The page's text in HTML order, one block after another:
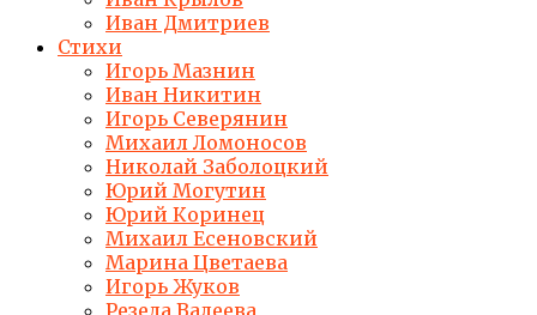
Иван Дмитриев
Стихи
Игорь Мазнин
Иван Никитин
Игорь Северянин
Михаил Ломоносов
Николай Заболоцкий
Юрий Могутин
Юрий Коринец
Михаил Есеновский
Марина Цветаева
Игорь Жуков
Резеда Валеева